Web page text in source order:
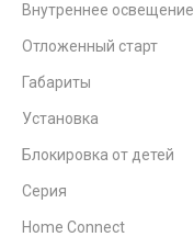
Внутреннее освещение
Отложенный старт
Габариты
Установка
Блокировка от детей
Серия
Home Connect